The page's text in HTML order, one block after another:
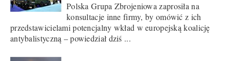
Polska Grupa Zbrojeniowa zaprosiła na
konsultacje inne firmy, by omówić z ich
przedstawicielami potencjalny wkład w europejską koalicję
antybalistyczną – powiedział dziś ...